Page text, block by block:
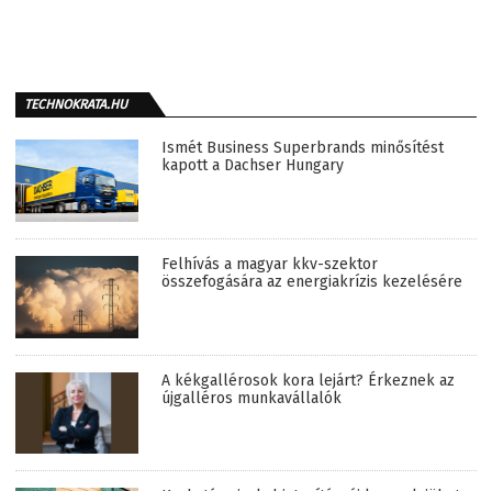
TECHNOKRATA.HU
Ismét Business Superbrands minősítést
kapott a Dachser Hungary
Felhívás a magyar kkv-szektor
összefogására az energiakrízis kezelésére
A kékgallérosok kora lejárt? Érkeznek az
újgalléros munkavállalók